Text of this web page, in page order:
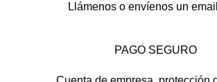
Llámenos o envíenos un
PAGO SEGURO